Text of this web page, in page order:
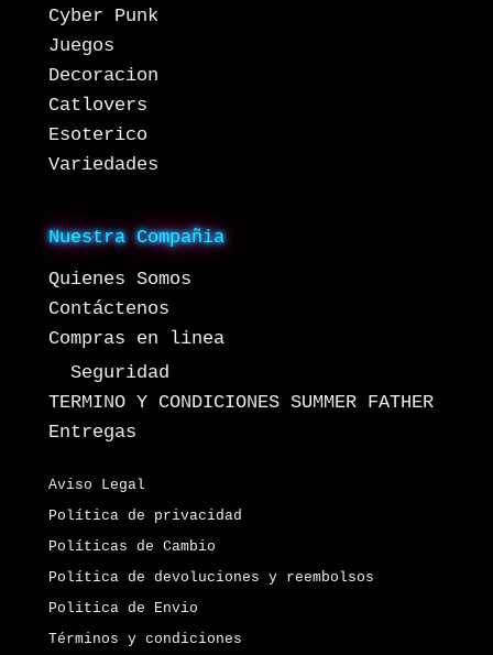
Cyber Punk
Juegos
Decoracion
Catlovers
Esoterico
Variedades
Nuestra Compañia
Quienes Somos
Contáctenos
Compras en linea
Seguridad
TERMINO Y CONDICIONES SUMMER FATHER
Entregas
Aviso Legal
Política de privacidad
Políticas de Cambio
Política de devoluciones y reembolsos
Politica de Envio
Términos y condiciones